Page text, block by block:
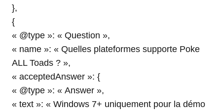
},
{
« @type »: « Question »,
« name »: « Quelles plateformes supporte Poke
ALL Toads ? »,
« acceptedAnswer »: {
« @type »: « Answer »,
« text »: « Windows 7+ uniquement pour la démo